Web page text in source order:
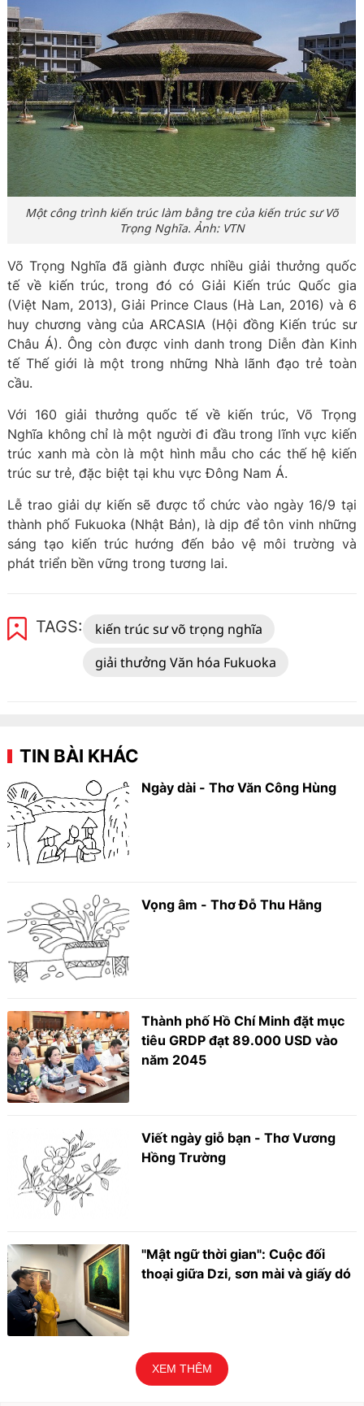
Một công trình kiến trúc làm bằng tre của kiến trúc sư Võ
Trọng Nghĩa. Ảnh: VTN
Võ Trọng Nghĩa đã giành được nhiều giải thưởng quốc
tế về kiến trúc, trong đó có Giải Kiến trúc Quốc gia
(Việt Nam, 2013), Giải Prince Claus (Hà Lan, 2016) và 6
huy chương vàng của ARCASIA (Hội đồng Kiến trúc sư
Châu Á). Ông còn được vinh danh trong Diễn đàn Kinh
tế Thế giới là một trong những Nhà lãnh đạo trẻ toàn
cầu.
Với 160 giải thưởng quốc tế về kiến trúc, Võ Trọng
Nghĩa không chỉ là một người đi đầu trong lĩnh vực kiến
trúc xanh mà còn là một hình mẫu cho các thế hệ kiến
trúc sư trẻ, đặc biệt tại khu vực Đông Nam Á.
Lễ trao giải dự kiến sẽ được tổ chức vào ngày 16/9 tại
thành phố Fukuoka (Nhật Bản), là dịp để tôn vinh những
sáng tạo kiến trúc hướng đến bảo vệ môi trường và
phát triển bền vững trong tương lai.
TAGS:
kiến trúc sư võ trọng nghĩa
giải thưởng Văn hóa Fukuoka
TIN BÀI KHÁC
Ngày dài - Thơ Văn Công Hùng
Vọng âm - Thơ Đỗ Thu Hằng
Thành phố Hồ Chí Minh đặt mục
tiêu GRDP đạt 89.000 USD vào
năm 2045
Viết ngày giỗ bạn - Thơ Vương
Hồng Trường
"Mật ngữ thời gian": Cuộc đối
thoại giữa Dzi, sơn mài và giấy dó
XEM THÊM